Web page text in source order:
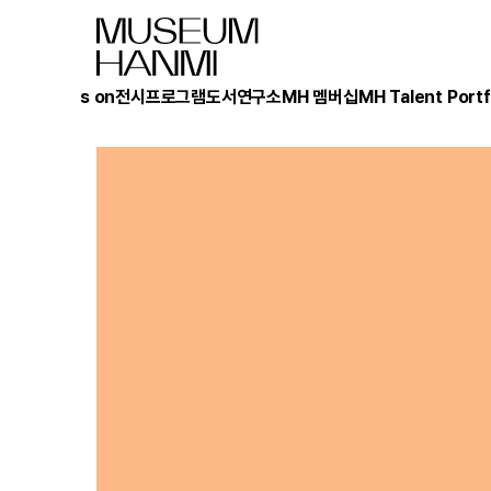
What's on전시 프로그램도서 연구소MH 멤버십MH Talent